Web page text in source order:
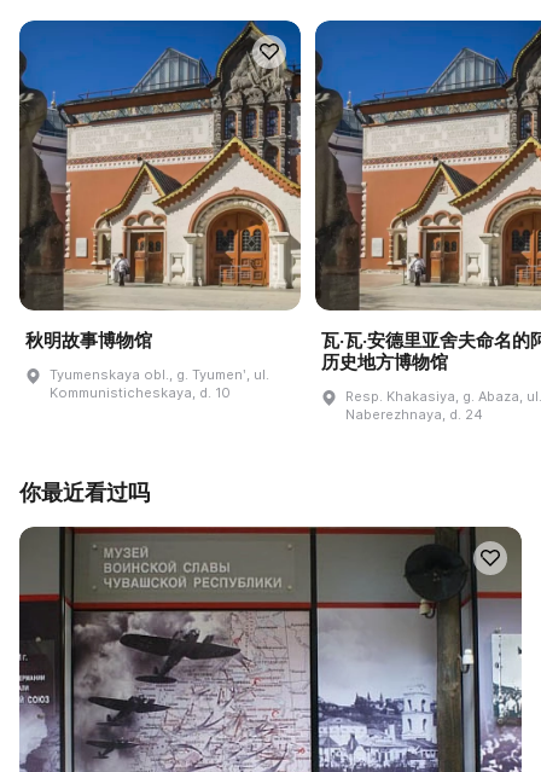
秋明故事博物馆
Tyumenskaya obl., g. Tyumenʹ, ul.
Kommunisticheskaya, d. 10
瓦·瓦·安德里亚舍夫命名的
历史地方博物馆
Resp. Khakasiya, g. Abaza, ul.
Naberezhnaya, d. 24
你最近看过吗